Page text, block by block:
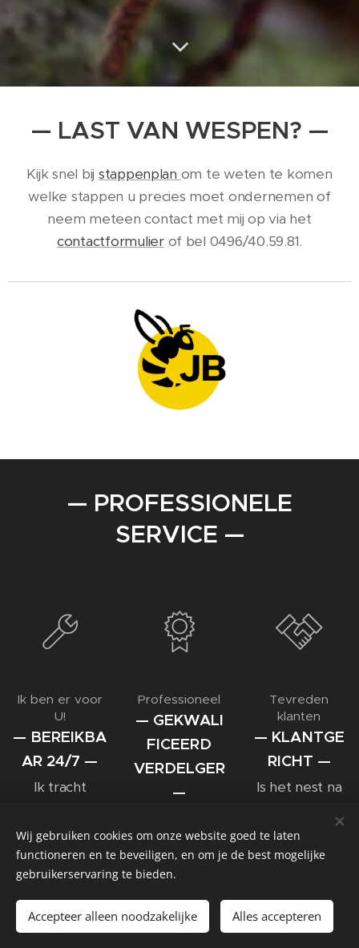
— LAST VAN WESPEN? —
Kijk snel bij stappenplan om te weten te komen
welke stappen u precies moet ondernemen of
neem meteen contact met mij op via het
contactformulierof bel 0496/40.59.81.
— PROFESSIONELE
SERVICE —
Ik ben er voor
U!
— BEREIKBA
AR 24/7 —
Ik tracht
het nest te
verdelgen na
telefonisch
contact.
Professioneel
— GEKWALI
FICEERD
VERDELGER
—
wespen- en
hoornaar
verdelger.
Tevreden
klanten
— KLANTGE
RICHT —
Is het nest na
steeds heel
actief, ik bied
neem terug
contact op
met mij.
Wij gebruiken cookies om onze website goed te laten
functioneren en te beveiligen, en om je de best mogelijke
gebruikerservaring te bieden.
Accepteer alleen noodzakelijke Alles accepteren